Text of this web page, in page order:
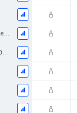
Schuldenäquivalent Operativer Leasingverträge
Minderheitsbeteiligung, Gesamt (inkl. Fin. Div.)